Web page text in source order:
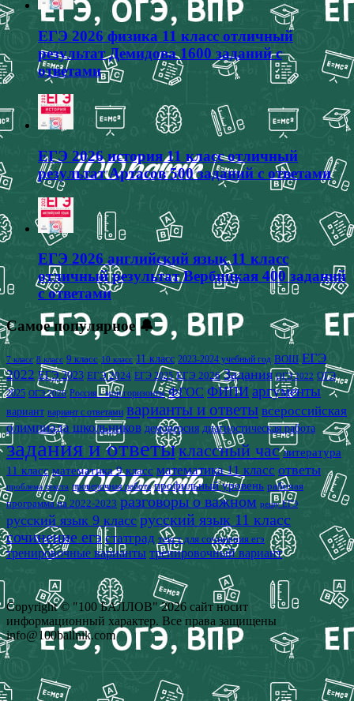
ЕГЭ 2026 физика 11 класс отличный
результат Демидова 1600 заданий с
ответами
ЕГЭ 2026 история 11 класс отличный
результат Артасов 500 заданий с ответами
ЕГЭ 2026 английский язык 11 класс
отличный результат Вербицкая 400 заданий
с ответами
Самое популярное 🔔
7 класс 8 класс 9 класс 10 класс 11 класс 2023-2024 учебный год ВОШ ЕГЭ
2022 ЕГЭ 2023 ЕГЭ 2024 ЕГЭ 2025 ЕГЭ 2026 Задания ОГЭ 2022 ОГЭ
2025 ОГЭ 2026 Россия - мои горизонты ФГОС ФИПИ аргументы
вариант вариант с ответами варианты и ответы всероссийская
олимпиада школьников демоверсия диагностическая работа
задания и ответыклассный час литература
11 класс математика 9 класс математика 11 класс ответы
проблема текста проверочная работа профильный уровень рабочая
программа на 2022-2023 разговоры о важном решу ЕГЭ
русский язык 9 класс русский язык 11 класс
сочинение егэ статград текст для сочинения егэ
тренировочные варианты тренировочный вариант
Copyright © "100 БАЛЛОВ" 2026 сайт носит
информационный характер. Все права защищены
info@100ballnik.com